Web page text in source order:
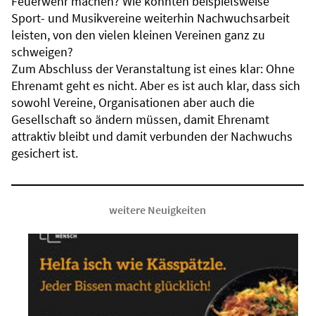
Sport- und Musikvereine weiterhin Nachwuchsarbeit
leisten, von den vielen kleinen Vereinen ganz zu
schweigen?
Zum Abschluss der Veranstaltung ist eines klar: Ohne
Ehrenamt geht es nicht. Aber es ist auch klar, dass sich
sowohl Vereine, Organisationen aber auch die
Gesellschaft so ändern müssen, damit Ehrenamt
attraktiv bleibt und damit verbunden der Nachwuchs
gesichert ist.
weitere Neuigkeiten